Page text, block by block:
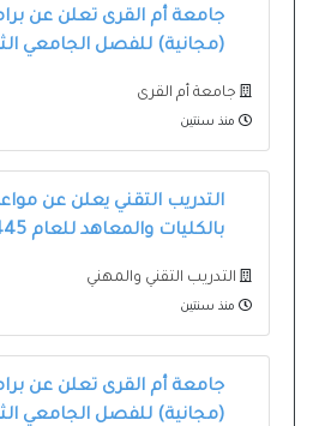
جامعة أم القرى تعلن عن
(مجانية) للفصل الجامعي الثاني
جامعة أم القرى
منذ سنتين
التدريب التقني يعلن عن
بالكليات والمعاهد للعام 1445هـ
التدريب التقني والمهني
منذ سنتين
جامعة أم القرى تعلن عن
(مجانية) للفصل الجامعي الثاني